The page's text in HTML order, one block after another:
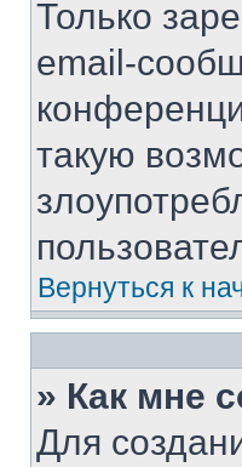
Только
email-
такую
Вернуться к
» Как мне
Для